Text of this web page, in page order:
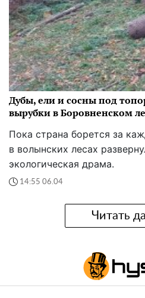
Дубы, ели и сосны под
вырубки в Боровненском
Пока страна борется за
в волынских лесах
экологическая драма.
14:55 06.04
Читать